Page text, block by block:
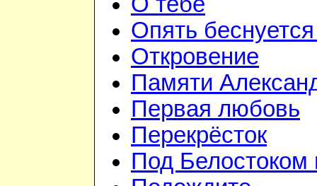
Опять
Откровение
Памяти
Первая любовь
Перекрёсток
Под Белостоком